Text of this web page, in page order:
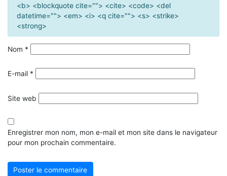
<b> <blockquote cite=""> <cite> <code> <del
datetime=""> <em> <i> <q cite=""> <s> <strike>
<strong>
Nom *
E-mail *
Site web
Enregistrer mon nom, mon e-mail et mon site dans le navigateur
pour mon prochain commentaire.